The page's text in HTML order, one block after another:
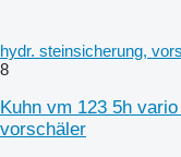
hydr. steinsicherung,
8
Kuhn vm 123 5h
vorschäler